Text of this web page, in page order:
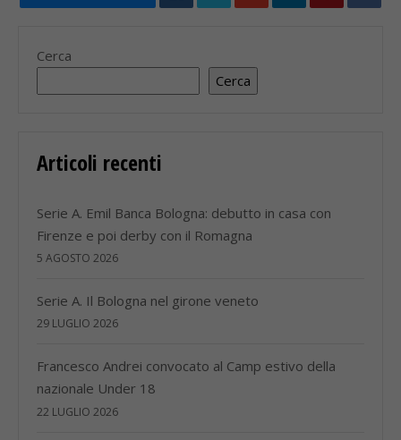
Cerca
Cerca
Articoli recenti
Serie A. Emil Banca Bologna: debutto in casa con
Firenze e poi derby con il Romagna
5 AGOSTO 2026
Serie A. Il Bologna nel girone veneto
29 LUGLIO 2026
Francesco Andrei convocato al Camp estivo della
nazionale Under 18
22 LUGLIO 2026